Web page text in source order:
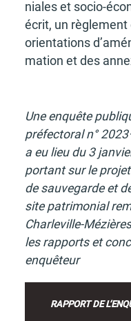
niales et socio-
écrit, un règle­ment
orien­ta­tions
ma­tion et des
Une enquête
préfec­to­ral n°
a eu lieu du 3
portant sur le
de sauve­garde et
site patri­mo­nial
Char­le­ville-
les rapports et
enquê­teur
RAPPORT DE